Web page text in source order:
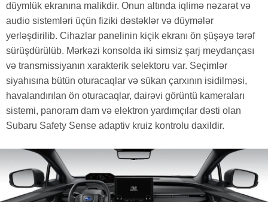
düymlük ekranına malikdir. Onun altında iqlimə nəzarət və
audio sistemləri üçün fiziki dəstəklər və düymələr
yerləşdirilib. Cihazlar panelinin kiçik ekranı ön şüşəyə tərəf
sürüşdürülüb. Mərkəzi konsolda iki simsiz şarj meydançası
və transmissiyanın xarakterik selektoru var. Seçimlər
siyahısına bütün oturacaqlar və sükan çarxının isidilməsi,
havalandırılan ön oturacaqlar, dairəvi görüntü kameraları
sistemi, panoram dam və elektron yardımçılar dəsti olan
Subaru Safety Sense adaptiv kruiz kontrolu daxildir.